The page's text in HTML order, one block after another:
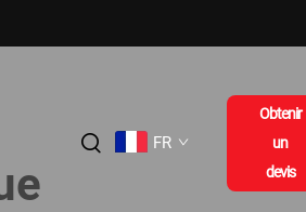
FR
Obtenir
un
devis